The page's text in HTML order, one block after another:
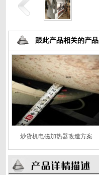
跟此产品相关的产品
炒货机电磁加热器改造方案